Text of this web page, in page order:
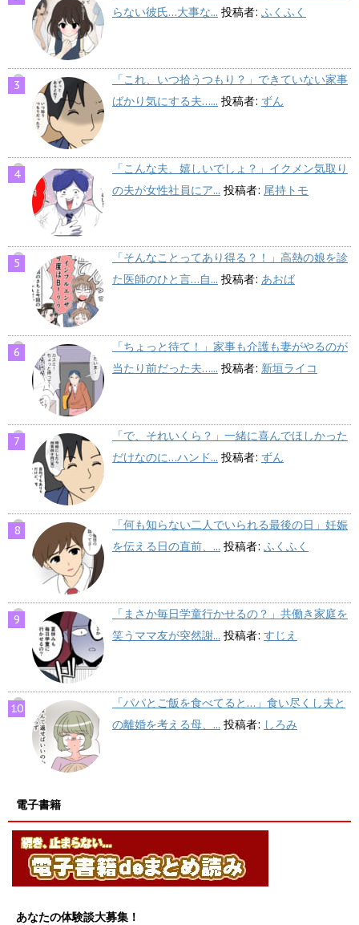
らない彼氏…大事な... 投稿者: ふくふく
「これ、いつ拾うつもり？」できていない家事
ばかり気にする夫…... 投稿者: ずん
「こんな夫、嬉しいでしょ？」イクメン気取り
の夫が女性社員にア... 投稿者: 尾持トモ
「そんなことってあり得る？！」高熱の娘を診
た医師のひと言…自... 投稿者: あおば
「ちょっと待て！」家事も介護も妻がやるのが
当たり前だった夫…... 投稿者: 新垣ライコ
「で、それいくら？」一緒に喜んでほしかった
だけなのに…ハンド... 投稿者: ずん
「何も知らない二人でいられる最後の日」妊娠
を伝える日の直前、... 投稿者: ふくふく
「まさか毎日学童行かせるの？」共働き家庭を
笑うママ友が突然謝... 投稿者: すじえ
「パパとご飯を食べてると…」食い尽くし夫と
の離婚を考える母、... 投稿者: しろみ
電子書籍
あなたの体験談大募集！